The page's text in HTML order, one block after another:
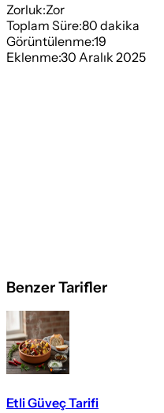
Zorluk:Zor
Toplam Süre:80 dakika
Görüntülenme:19
Eklenme:30 Aralık 2025
Benzer Tarifler
Etli Güveç Tarifi